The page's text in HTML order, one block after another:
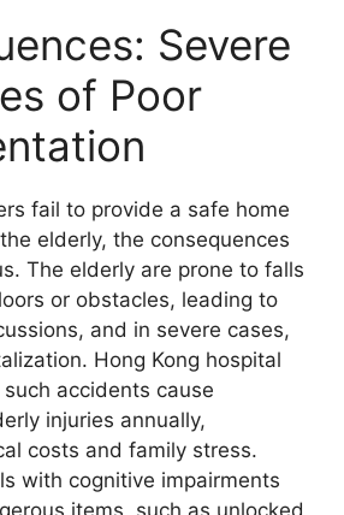
Severe
of Poor
fail to provide a safe home
elderly, the consequences
The elderly are prone to falls
or obstacles, leading to
and in severe cases,
Hong Kong hospital
accidents cause
injuries annually,
costs and family stress.
with cognitive impairments
items, such as unlocked